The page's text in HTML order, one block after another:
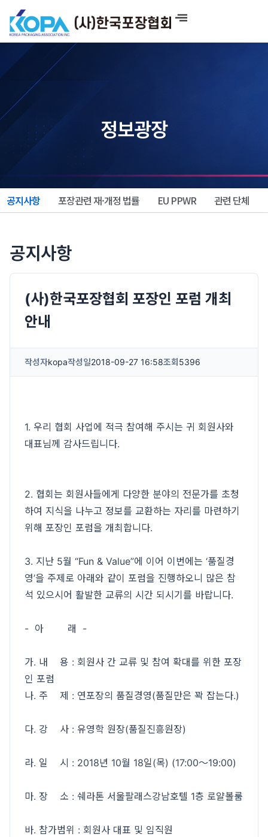
너
정보광장
공지사항 포장관련 재·개정 법률 EU PPWR 관련 단체
공지사항
(사)한국포장협회 포장인 포럼 개최
안내
작성자kopa작성일2018-09-27 16:58조회 5396
1. 우리 협회 사업에 적극 참여해 주시는 귀 회원사와
대표님께 감사드립니다.
2. 협회는 회원사들에게 다양한 분야의 전문가를 초청
하여 지식을 나누고 정보를 교환하는 자리를 마련하기
위해 포장인 포럼을 개최합니다.
3. 지난 5월 “Fun & Value”에 이어 이번에는 ‘품질경
영’을 주제로 아래와 같이 포럼을 진행하오니 많은 참
석 있으시어 활발한 교류의 시간 되시기를 바랍니다.
- 아 래 -
가. 내 용 : 회원사 간 교류 및 참여 확대를 위한 포장
인 포럼
나. 주 제 : 연포장의 품질경영(품질만은 꽉 잡는다.)
다. 강 사 : 유영학 원장(품질진흥원장)
라. 일 시 : 2018년 10월 18일(목) (17:00～19:00)
마. 장 소 : 쉐라톤 서울팔래스강남호텔 1층 로얄볼룸
바. 참가범위 : 회원사 대표 및 임직원